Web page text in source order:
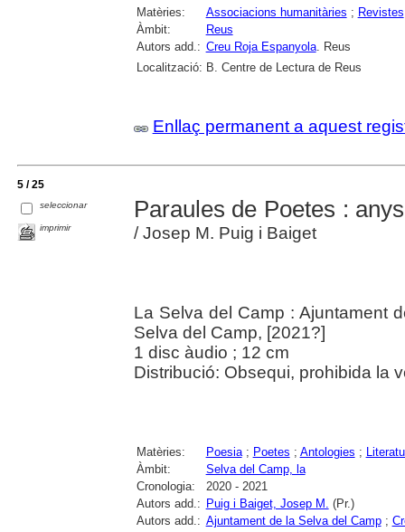
Matèries: Associacions humanitàries ; Revistes
Àmbit:
Reus
Autors add.: Creu Roja Espanyola. Reus
Localització: B. Centre de Lectura de Reus
Enllaç permanent a aquest
5 / 25
seleccionar
imprimir
Paraules de Poetes :
/ Josep M. Puig i Baiget
La Selva del Camp : Ajuntament
Selva del Camp, [2021?]
1 disc àudio ; 12 cm
Distribució: Obsequi, prohibida la
Matèries: Poesia; Poetes ; Antologies ;
Àmbit:
Selva del Camp, la
Cronologia:
2020 - 2021
Autors add.: Puig i Baiget, Josep M. (Pr.)
Autors add.: Ajuntament de la Selva del Camp;